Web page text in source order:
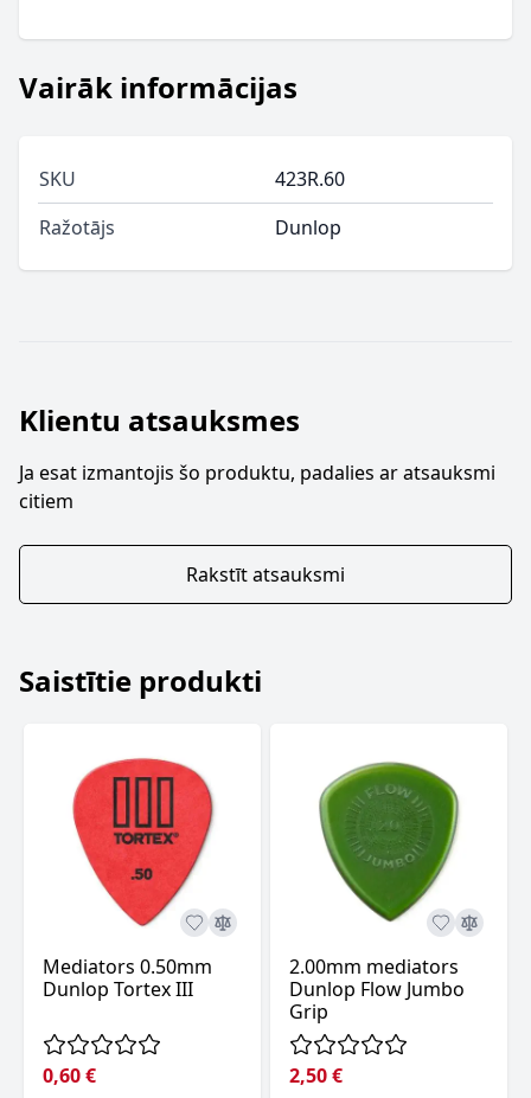
Vairāk informācijas
SKU
423R.60
Ražotājs
Dunlop
Klientu atsauksmes
Ja esat izmantojis šo produktu, padalies ar atsauksmi
citiem
Rakstīt atsauksmi
Saistītie produkti
Mediators 0.50mm
Dunlop Tortex III
0,60 €
2.00mm mediators
Dunlop Flow Jumbo
Grip
2,50 €